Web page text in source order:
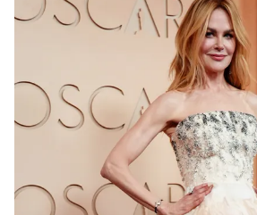
® Cấm sao chép dưới mọi hình thức nếu
thuận bằng văn bản. Ghi rõ nguồn